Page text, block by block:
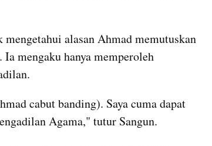
alasan Ahmad memutuskan
mengaku hanya memperoleh
cabut banding). Saya cuma dapat
Agama," tutur Sangun.